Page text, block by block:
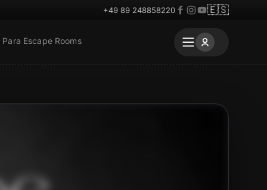
+49 89 248858220 🇪🇸
Para Escape Rooms